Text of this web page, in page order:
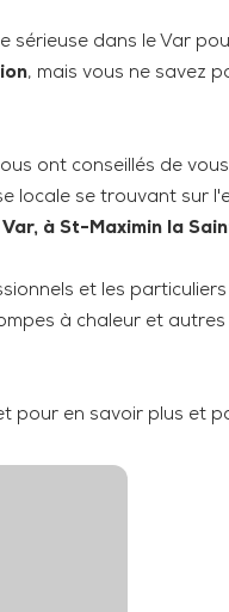
sérieuse dans le Var
, mais vous ne savez
ont conseillés de
locale se trouvant sur
à St-Maximin la
et les particuliers
à chaleur et
pour en savoir plus et